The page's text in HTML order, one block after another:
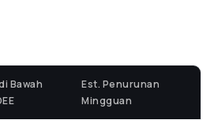
Bawah
Est. Penurunan
Mingguan